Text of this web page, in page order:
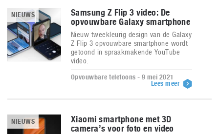
NIEUWS
Samsung Z Flip 3 video: De
opvouwbare Galaxy smartphone
Nieuw tweekleurig design van de Galaxy
Z Flip 3 opvouwbare smartphone wordt
getoond in spraakmakende YouTube
video.
Opvouwbare telefoons - 9 mei 2021
Lees meer
NIEUWS
Xiaomi smartphone met 3D
camera’s voor foto en video